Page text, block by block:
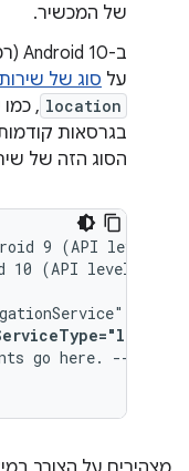
של המכשיר.
על סוג של
location
,
הסוג הזה של
9 (API level
10 (API level
go here.
-->